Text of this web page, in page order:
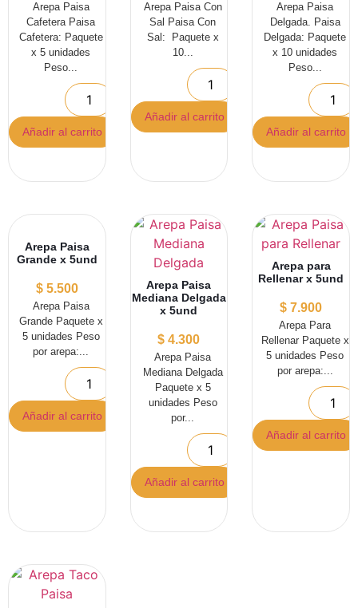
Arepa Paisa
Cafetera Paisa
Cafetera: Paquete
x 5 unidades
Peso...
Añadir al carrito
Arepa Paisa Con
Sal Paisa Con
Sal: Paquete x
10...
Añadir al carrito
Arepa Paisa
Delgada. Paisa
Delgada: Paquete
x 10 unidades
Peso...
Añadir al carrito
Arepa Paisa
Grande x 5und
$5.500
Arepa Paisa
Grande Paquete x
5 unidades Peso
por arepa:...
Añadir al carrito
Arepa Paisa
Mediana Delgada
x 5und
$ 4.300
Arepa Paisa
Mediana Delgada
Paquete x 5
unidades Peso
por...
Añadir al carrito
Arepa para
Rellenar x 5und
$ 7.900
Arepa Para
Rellenar Paquete x
5 unidades Peso
por arepa:...
Añadir al carrito